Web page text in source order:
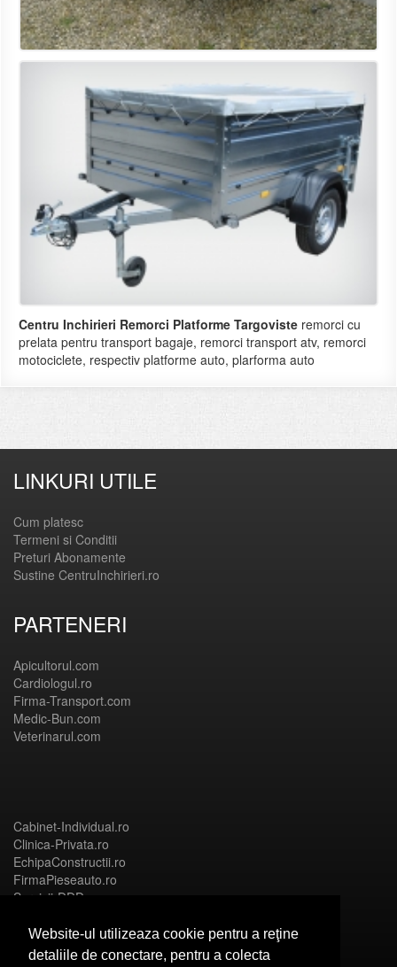
Website-ul utilizeaza cookie pentru a reţine
detaliile de conectare, pentru a colecta
Centru Inchirieri Remorci Platforme Targoviste remorci cu
prelata pentru transport bagaje, remorci transport atv, remorci
motociclete, respectiv platforme auto, plarforma auto
LINKURI UTILE
Cum platesc
Termeni si Conditii
Preturi Abonamente
Sustine CentruInchirieri.ro
PARTENERI
Apicultorul.com
Cardiologul.ro
Firma-Transport.com
Medic-Bun.com
Veterinarul.com
Cabinet-Individual.ro
Clinica-Privata.ro
EchipaConstructii.ro
FirmaPieseauto.ro
Servicii-DDD.com